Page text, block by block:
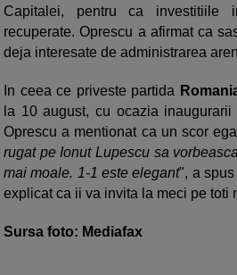
Capitalei, pentru ca
recuperate. Oprescu a afirmat ca
deja interesate de administrarea
In ceea ce priveste partida
la 10 august, cu ocazia inaugurarii
Oprescu a mentionat ca un scor
rugat pe Ionut Lupescu sa
mai moale. 1-1 este elegant", a
explicat ca ii va invita la meci pe toti
Sursa foto: Mediafax